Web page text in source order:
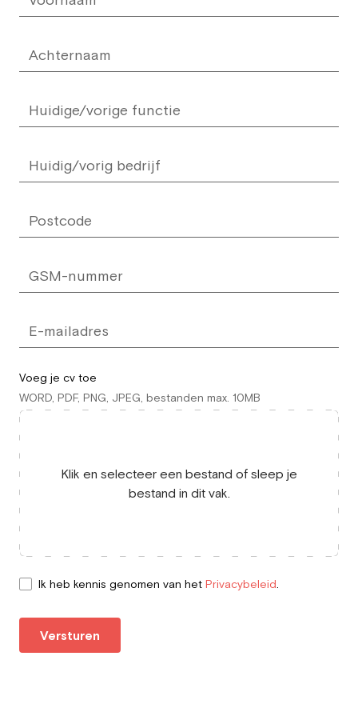
Voeg je cv toe
WORD, PDF, PNG, JPEG, bestanden max. 10MB
Klik en selecteer een bestand of sleep je
bestand in dit vak.
Ik heb kennis genomen van het Privacybeleid
Versturen